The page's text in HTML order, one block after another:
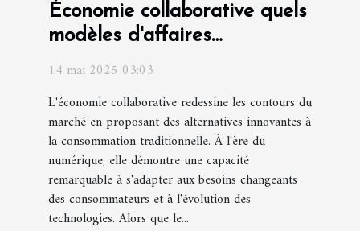
Économie collaborative quels
modèles d'affaires
14 mai 2025 03:03
L'économie collaborative redessine les contours du
marché en proposant des alternatives innovantes à
la consommation traditionnelle. À l'ère du
numérique, elle démontre une capacité
remarquable à s'adapter aux besoins changeants
des consommateurs et à l'évolution des
technologies. Alors que le...